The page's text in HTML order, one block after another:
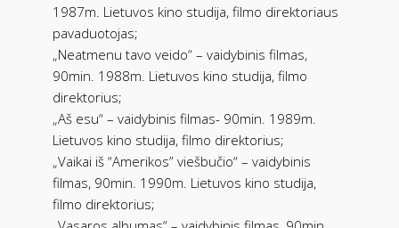
1987m. Lietuvos kino studija, filmo direktoriaus
pavaduotojas;
„Neatmenu tavo veido“ – vaidybinis filmas,
90min. 1988m. Lietuvos kino studija, filmo
direktorius;
„Aš esu“ – vaidybinis filmas- 90min. 1989m.
Lietuvos kino studija, filmo direktorius;
„Vaikai iš “Amerikos” viešbučio“ – vaidybinis
filmas, 90min. 1990m. Lietuvos kino studija,
filmo direktorius;